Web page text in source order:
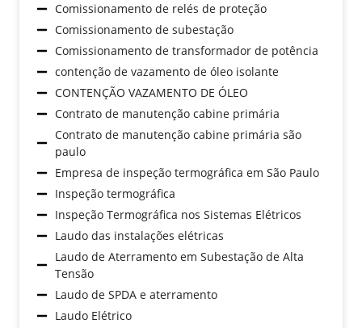
Comissionamento de relés de proteção
Comissionamento de subestação
Comissionamento de transformador de potência
contenção de vazamento de óleo isolante
CONTENÇÃO VAZAMENTO DE ÓLEO
Contrato de manutenção cabine primária
Contrato de manutenção cabine primária são
paulo
Empresa de inspeção termográfica em São Paulo
Inspeção termográfica
Inspeção Termográfica nos Sistemas Elétricos
Laudo das instalações elétricas
Laudo de Aterramento em Subestação de Alta
Tensão
Laudo de SPDA e aterramento
Laudo Elétrico